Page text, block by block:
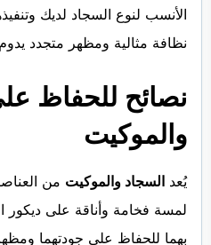
الأنسب لنوع السجاد لديك
نظافة مثالية ومظهر متجدد
نصائح للحفاظ
والموكيت
يُعد السجاد والموكيت من
لمسة فخامة وأناقة على ديكور
بهما للحفاظ على جودتهما